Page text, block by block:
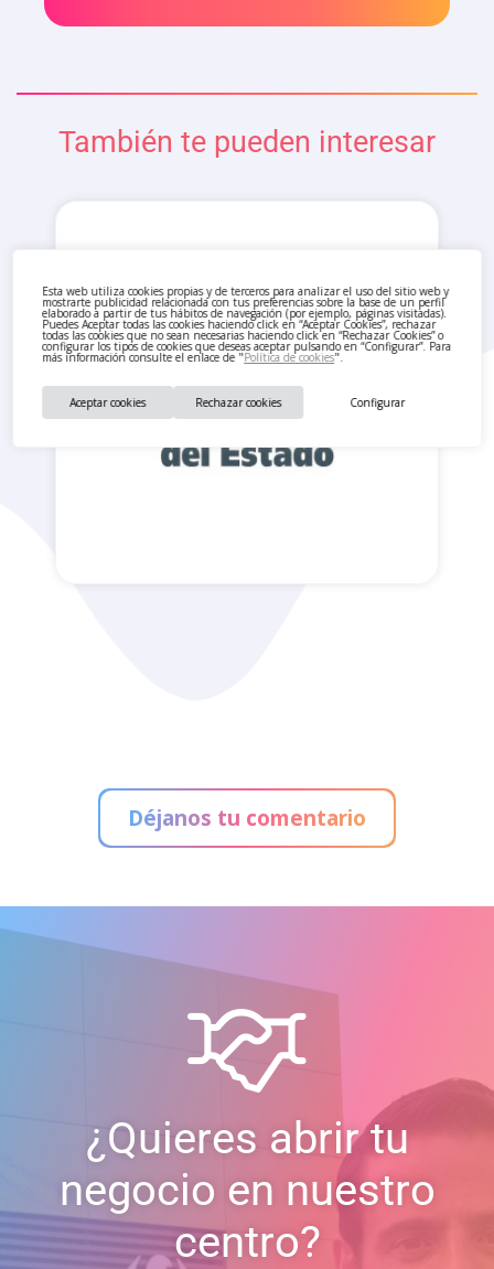
Esta web utiliza cookies propias y de terceros para analizar el uso del sitio web y
mostrarte publicidad relacionada con tus preferencias sobre la base de un perfil
elaborado a partir de tus hábitos de navegación (por ejemplo, páginas visitadas).
Puedes Aceptar todas las cookies haciendo click en “Aceptar Cookies”, rechazar
todas las cookies que no sean necesarias haciendo click en “Rechazar Cookies” o
configurar los tipos de cookies que deseas aceptar pulsando en “Configurar”. Para
más información consulte el enlace de "Política de cookies".
Configurar
Rechazar cookies
Aceptar cookies
También te pueden interesar
Déjanos tu comentario
¿Quieres abrir tu
negocio en nuestro
centro?